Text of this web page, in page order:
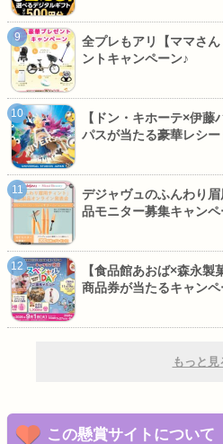
全プレもアリ【ママさ
ントキャンペーン♪
【ドン・キホーテ×伊藤
パスが当たる豪華レシ
デジャヴュのふんわり
品モニター募集キャンペ
【食品館あおば×森永
商品券が当たるキャンペ
もっと見
この懸賞サイトについて